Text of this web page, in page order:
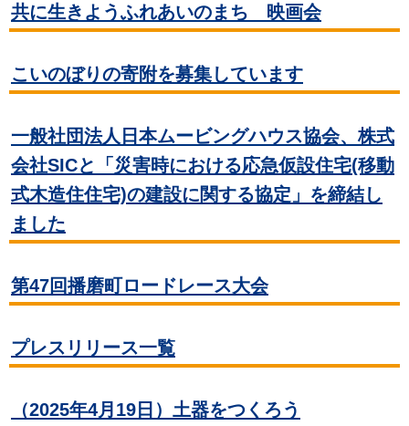
共に生きようふれあいのまち 映画会
こいのぼりの寄附を募集しています
一般社団法人日本ムービングハウス協会、株式
会社SICと「災害時における応急仮設住宅(移動
式木造住住宅)の建設に関する協定」を締結し
ました
第47回播磨町ロードレース大会
プレスリリース一覧
（2025年4月19日）土器をつくろう